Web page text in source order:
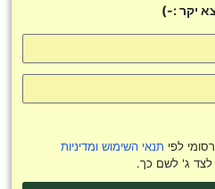
יקר :-)
לפי תנאי השימוש ומדיניות
ג' לשם כך.